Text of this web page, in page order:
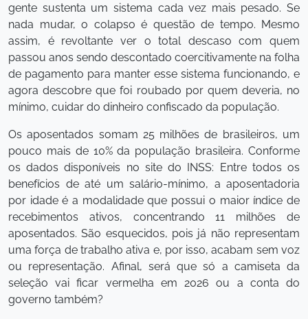
gente sustenta um sistema cada vez mais pesado. Se
nada mudar, o colapso é questão de tempo. Mesmo
assim, é revoltante ver o total descaso com quem
passou anos sendo descontado coercitivamente na folha
de pagamento para manter esse sistema funcionando, e
agora descobre que foi roubado por quem deveria, no
mínimo, cuidar do dinheiro confiscado da população.
Os aposentados somam 25 milhões de brasileiros, um
pouco mais de 10% da população brasileira. Conforme
os dados disponíveis no site do INSS: Entre todos os
benefícios de até um salário-mínimo, a aposentadoria
por idade é a modalidade que possui o maior índice de
recebimentos ativos, concentrando 11 milhões de
aposentados. São esquecidos, pois já não representam
uma força de trabalho ativa e, por isso, acabam sem voz
ou representação. Afinal, será que só a camiseta da
seleção vai ficar vermelha em 2026 ou a conta do
governo também?